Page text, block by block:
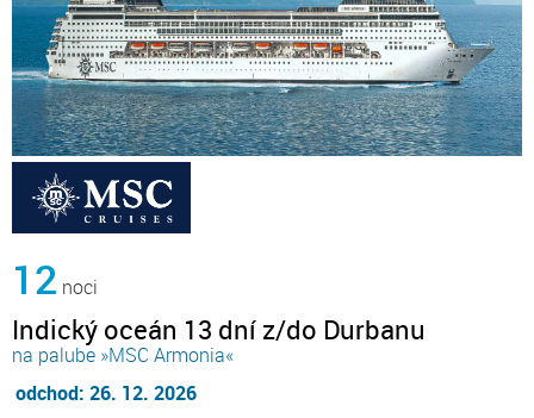
12 noci
Indický oceán 13 dní z/do Durbanu
na palube »MSC Armonia«
odchod: 26. 12. 2026